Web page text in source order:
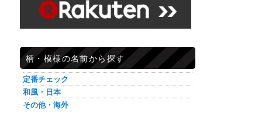
柄・模様の名前から探す
定番チェック
和風・日本
その他・海外